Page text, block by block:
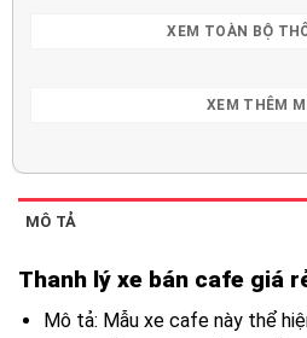
XEM TOÀN BỘ
XEM THÊM
MÔ TẢ
Thanh lý xe bán cafe giá
Mô tả: Mẫu xe cafe này thể